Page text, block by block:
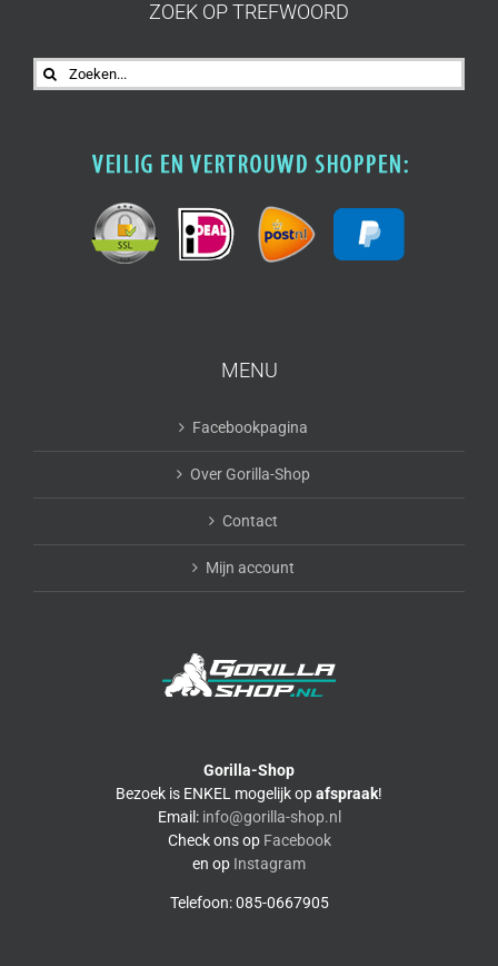
ZOEK OP TREFWOORD
Zoeken
naar:
MENU
Facebookpagina
Over Gorilla-Shop
Contact
Mijn account
Gorilla-Shop
Bezoek is ENKEL mogelijk opafspraak!
Email: info@gorilla-shop.nl
Check ons op Facebook
en op Instagram
Telefoon: 085-0667905